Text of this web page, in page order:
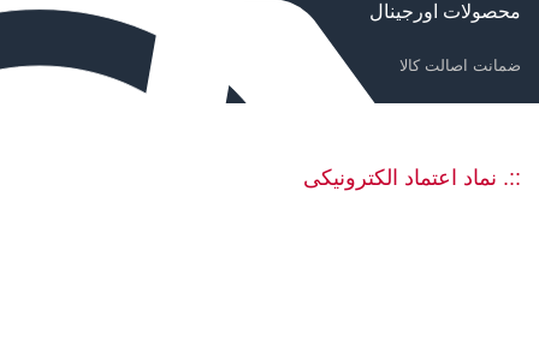
محصولات اورجینال
ضمانت اصالت کالا
::. نماد اعتماد الکترونیکی